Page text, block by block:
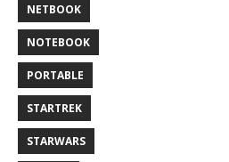
NETBOOK
NOTEBOOK
PORTABLE
STARTREK
STARWARS